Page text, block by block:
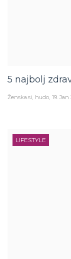
5 najbolj
Ženska.si hudo 19. Jan
LIFESTYLE